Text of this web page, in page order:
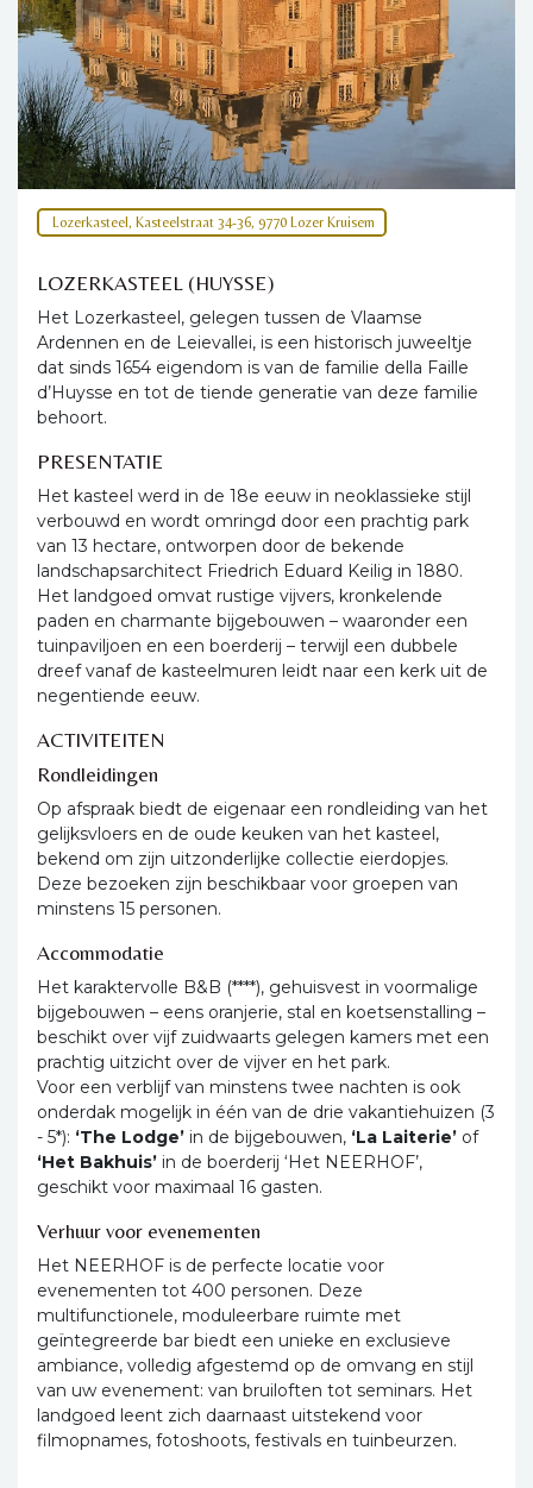
Lozerkasteel, Kasteelstraat 34-36, 9770 Lozer Kruisem
LOZERKASTEEL (HUYSSE)
Het Lozerkasteel, gelegen tussen de Vlaamse
Ardennen en de Leievallei, is een historisch juweeltje
dat sinds 1654 eigendom is van de familie della Faille
d’Huysse en tot de tiende generatie van deze familie
behoort.
PRESENTATIE
Het kasteel werd in de 18e eeuw in neoklassieke stijl
verbouwd en wordt omringd door een prachtig park
van 13 hectare, ontworpen door de bekende
landschapsarchitect Friedrich Eduard Keilig in 1880.
Het landgoed omvat rustige vijvers, kronkelende
paden en charmante bijgebouwen – waaronder een
tuinpaviljoen en een boerderij – terwijl een dubbele
dreef vanaf de kasteelmuren leidt naar een kerk uit de
negentiende eeuw.
ACTIVITEITEN
Rondleidingen
Op afspraak biedt de eigenaar een rondleiding van het
gelijksvloers en de oude keuken van het kasteel,
bekend om zijn uitzonderlijke collectie eierdopjes.
Deze bezoeken zijn beschikbaar voor groepen van
minstens 15 personen.
Accommodatie
Het karaktervolle B&B (****), gehuisvest in voormalige
bijgebouwen – eens oranjerie, stal en koetsenstalling –
beschikt over vijf zuidwaarts gelegen kamers met een
prachtig uitzicht over de vijver en het park.
Voor een verblijf van minstens twee nachten is ook
onderdak mogelijk in één van de drie vakantiehuizen (3
- 5*): ‘The Lodge’ in de bijgebouwen, ‘La Laiterie’ of
‘Het Bakhuis’ in de boerderij ‘Het NEERHOF’,
geschikt voor maximaal 16 gasten.
Verhuur voor evenementen
Het NEERHOF is de perfecte locatie voor
evenementen tot 400 personen. Deze
multifunctionele, moduleerbare ruimte met
geïntegreerde bar biedt een unieke en exclusieve
ambiance, volledig afgestemd op de omvang en stijl
van uw evenement: van bruiloften tot seminars. Het
landgoed leent zich daarnaast uitstekend voor
filmopnames, fotoshoots, festivals en tuinbeurzen.